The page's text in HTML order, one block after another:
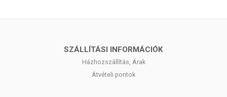
SZÁLLÍTÁSI INFORMÁCIÓK
Házhozszállítás, Árak
Átvételi pontok